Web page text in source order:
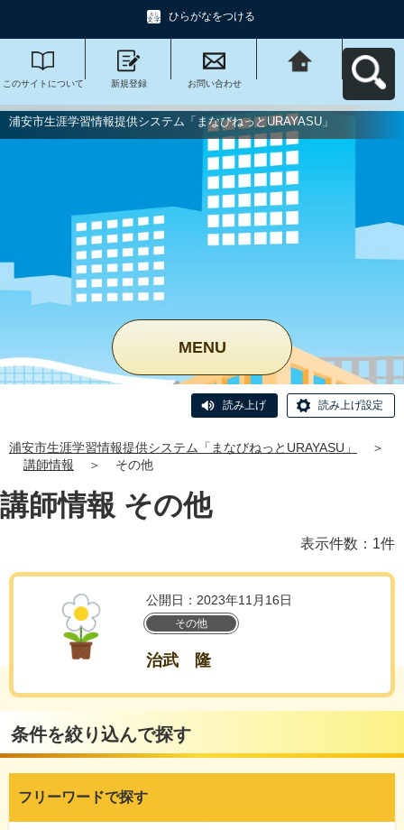
ひらがなをつける
このサイトについて 新規登録 お問い合わせ
びねっと
URAYASU」へ戻る
浦安市生涯学習情報提供システム「まなびねっとURAYASU」
MENU
読み上げ 読み上げ設定
浦安市生涯学習情報提供システム「まなびねっとURAYASU」
＞
講師情報
＞ その他
講師情報 その他
表示件数：1件
公開日：2023年11月16日
その他
治武 隆
条件を絞り込んで探す
フリーワードで探す